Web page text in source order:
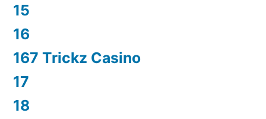
15
16
167 Trickz Casino
17
18